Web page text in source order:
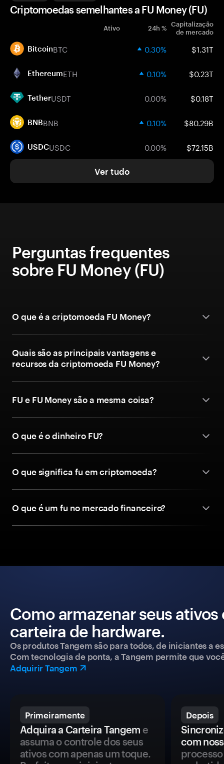
Criptomoedas semelhantes a FU Money (FU)
Ativo 24h % Capitalização
de mercado
BitcoinBTC 0.30% $1.31T
EthereumETH 0.10% $0.23T
TetherUSDT 0.00% $0.18T
BNBBNB 0.10% $80.29B
USDCUSDC 0.00% $72.15B
Ver tudo
Perguntas frequentes
sobre FU Money (FU)
O que é a criptomoeda FU Money?
Quais são as principais vantagens e
recursos da criptomoeda FU Money?
FU e FU Money são a mesma coisa?
O que é o dinheiro FU?
O que significa fu em criptomoeda?
O que é um fu no mercado financeiro?
Como armazenar seus
carteira de hardware.
Os produtos Tangem são para todos, de iniciantes a
Com tecnologia de ponta, a Tangem permite que
Adquirir Tangem
Primeiramente
Adquira a Carteira Tangem e
assuma o controle dos seus
ativos com apenas um toque.
Depois
com